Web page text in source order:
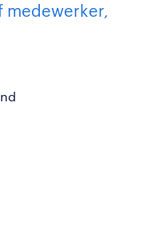
medewerker,